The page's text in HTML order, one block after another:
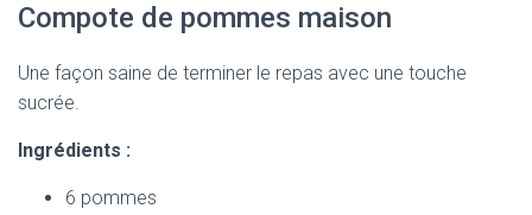
Compote de pommes maison
Une façon saine de terminer le repas avec une touche
sucrée.
Ingrédients :
6 pommes